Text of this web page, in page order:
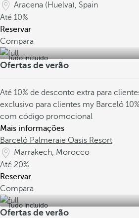
Aracena (Huelva), Spain
Até 10%
Reservar
Compara
Tudo incluído
Ofertas de verão
Até 10% de desconto extra para
exclusivo para clientes my Barceló
com código promocional
Mais informações
Barceló Palmeraie Oasis Resort
Marrakech, Morocco
Até 20%
Reservar
Compara
Tudo incluído
Ofertas de verão